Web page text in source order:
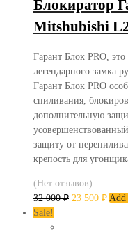
Блокиратор
Mitshubishi
Гарант Блок PRO,
легендарного замка
Гарант Блок PRO
спиливания,
дополнительную
защиту от
крепость для
(Нет отзывов)
32 000₽ 23 500 ₽ Add
Sale!